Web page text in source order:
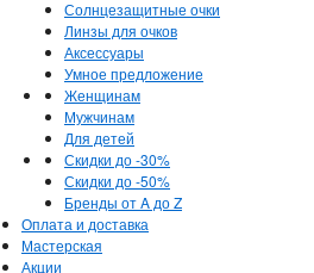
Солнцезащитные очки
Линзы для очков
Аксессуары
Умное предложение
Женщинам
Мужчинам
Для детей
Скидки до -30%
Скидки до -50%
Бренды от A до Z
Оплата и доставка
Мастерская
Акции